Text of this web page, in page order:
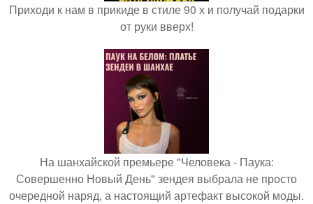
Приходи к нам в прикиде в стиле 90 х и получай подарки
от руки вверх!
На шанхайской премьере "Человека - Паука:
Совершенно Новый День" зендея выбрала не просто
очередной наряд, а настоящий артефакт высокой моды.